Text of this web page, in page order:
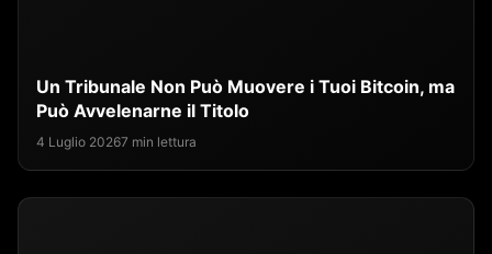
Un Tribunale Non Può Muovere i Tuoi Bitcoin, ma
Può Avvelenarne il Titolo
4 Luglio 20267 min lettura